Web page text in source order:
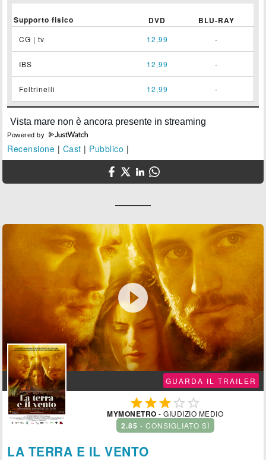
Supporto fisico DVD BLU-RAY
CG | tv 12,99 -
IBS 12,99 -
Feltrinelli 12,99 -
Powered by
Recensione | Cast | Pubblico |

GUARDA IL TRAILER
  
MYMONETRO - GIUDIZIO MEDIO
2.85 - CONSIGLIATO SÌ
LA TERRA E IL VENTO